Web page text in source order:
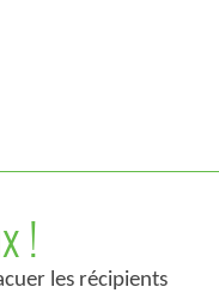
!
les récipients